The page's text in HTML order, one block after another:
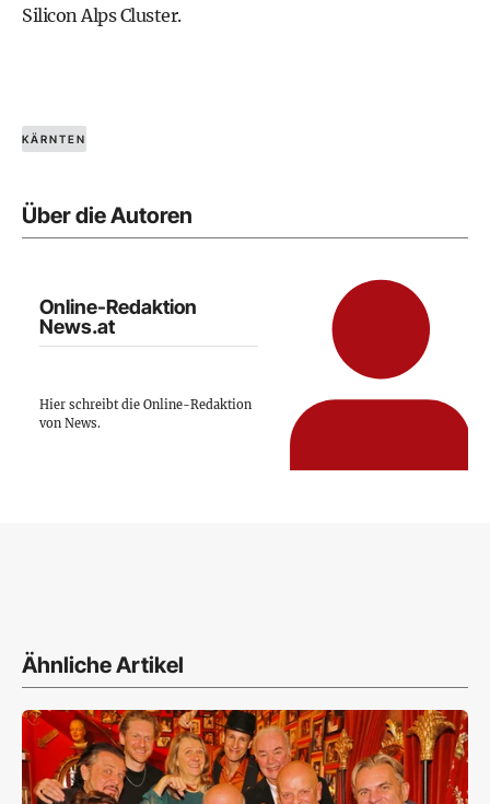
Silicon Alps Cluster.
KÄRNTEN
Über die Autoren
Online-Redaktion
News.at
Hier schreibt die Online-Redaktion
von News.
Ähnliche Artikel